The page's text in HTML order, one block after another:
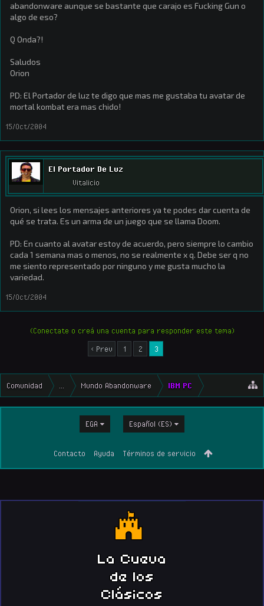
abandonware aunque se bastante que carajo es Fucking Gun o
algo de eso?
Q Onda?!
Saludos
Orion
PD: El Portador de luz te digo que mas me gustaba tu avatar de
mortal kombat era mas chido!
15/Oct/2004
El Portador De Luz
Vitalicio
Orion, si lees los mensajes anteriores ya te podes dar cuenta de
qué se trata. Es un arma de un juego que se llama Doom.
PD: En cuanto al avatar estoy de acuerdo, pero siempre lo cambio
cada 1 semana mas o menos, no se realmente x q. Debe ser q no
me siento representado por ninguno y me gusta mucho la
variedad.
15/Oct/2004
(Conectate o creá una cuenta para responder este tema)
< Prev
1 2 3
Comunidad Mundo Abandonware IBM PC
EGA Español (ES)
Contacto Ayuda Términos de servicio
La Cueva
de los
Clásicos